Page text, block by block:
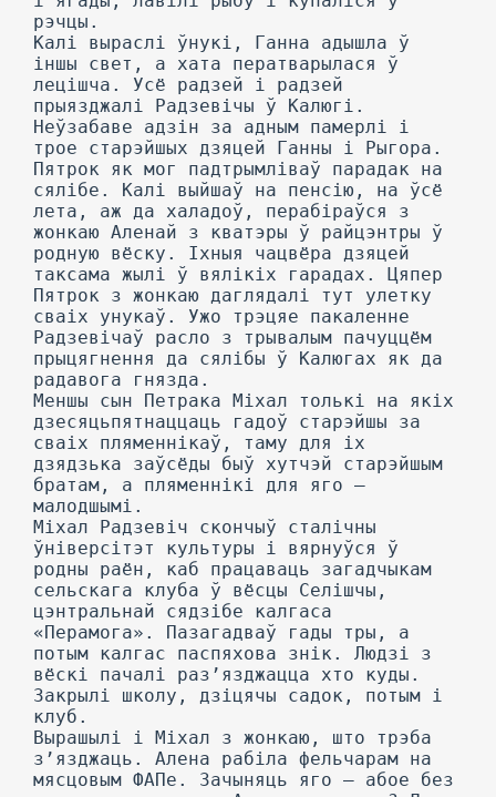
рэчцы.
Калі выраслі ўнукі, Ганна адышла ў
іншы свет, а хата ператварылася ў
лецішча. Усё радзей і радзей
прыязджалі Радзевічы ў Калюгі.
Неўзабаве адзін за адным памерлі і
трое старэйшых дзяцей Ганны і Рыгора.
Пятрок як мог падтрымліваў парадак на
сялібе. Калі выйшаў на пенсію, на ўсё
лета, аж да халадоў, перабіраўся з
жонкаю Аленай з кватэры ў райцэнтры ў
родную вёску. Іхныя чацвёра дзяцей
таксама жылі ў вялікіх гарадах. Цяпер
Пятрок з жонкаю даглядалі тут улетку
сваіх унукаў. Ужо трэцяе пакаленне
Радзевічаў расло з трывалым пачуццём
прыцягнення да сялібы ў Калюгах як да
радавога гнязда.
Меншы сын Петрака Міхал толькі на якіх
дзесяцьпятнаццаць гадоў старэйшы за
сваіх пляменнікаў, таму для іх
дзядзька заўсёды быў хутчэй старэйшым
братам, а пляменнікі для яго —
малодшымі.
Міхал Радзевіч скончыў сталічны
ўніверсітэт культуры і вярнуўся ў
родны раён, каб працаваць загадчыкам
сельскага клуба ў вёсцы Селішчы,
цэнтральнай сядзібе калгаса
«Перамога». Пазагадваў гады тры, а
потым калгас паспяхова знік. Людзі з
вёскі пачалі раз’язджацца хто куды.
Закрылі школу, дзіцячы садок, потым і
клуб.
Вырашылі і Міхал з жонкаю, што трэба
з’язджаць. Алена рабіла фельчарам на
мясцовым ФАПе. Зачыняць яго — абое без